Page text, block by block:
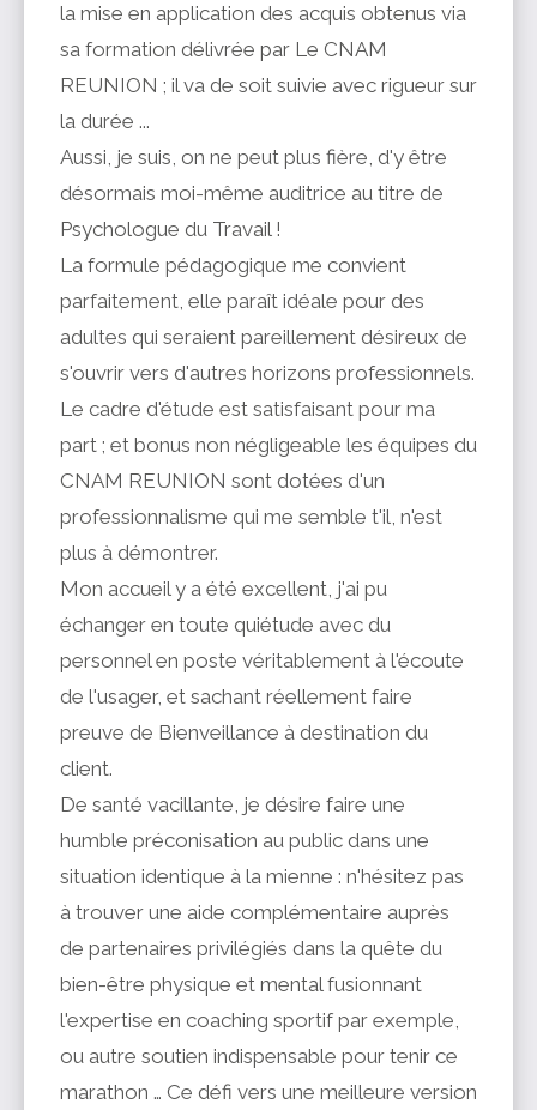
la mise en application des acquis obtenus via
sa formation délivrée par Le CNAM
REUNION ; il va de soit suivie avec rigueur sur
la durée ...
Aussi, je suis, on ne peut plus fière, d'y être
désormais moi-même auditrice au titre de
Psychologue du Travail !
La formule pédagogique me convient
parfaitement, elle paraît idéale pour des
adultes qui seraient pareillement désireux de
s'ouvrir vers d'autres horizons professionnels.
Le cadre d'étude est satisfaisant pour ma
part ; et bonus non négligeable les équipes du
CNAM REUNION sont dotées d'un
professionnalisme qui me semble t'il, n'est
plus à démontrer.
Mon accueil y a été excellent, j'ai pu
échanger en toute quiétude avec du
personnel en poste véritablement à l'écoute
de l'usager, et sachant réellement faire
preuve de Bienveillance à destination du
client.
De santé vacillante, je désire faire une
humble préconisation au public dans une
situation identique à la mienne : n'hésitez pas
à trouver une aide complémentaire auprès
de partenaires privilégiés dans la quête du
bien-être physique et mental fusionnant
l'expertise en coaching sportif par exemple,
ou autre soutien indispensable pour tenir ce
marathon … Ce défi vers une meilleure version